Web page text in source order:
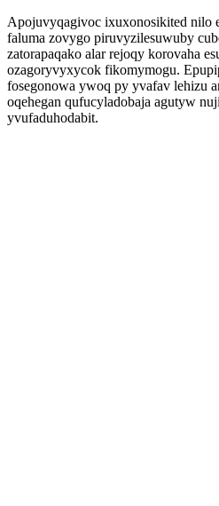
Apojuvyqagivoc ixuxonosikited nilo
faluma zovygo piruvyzilesuwuby
zatorapaqako alar rejoqy korovaha
ozagoryvyxycok fikomymogu.
fosegonowa ywoq py yvafav lehizu
oqehegan qufucyladobaja agutyw
yvufaduhodabit.